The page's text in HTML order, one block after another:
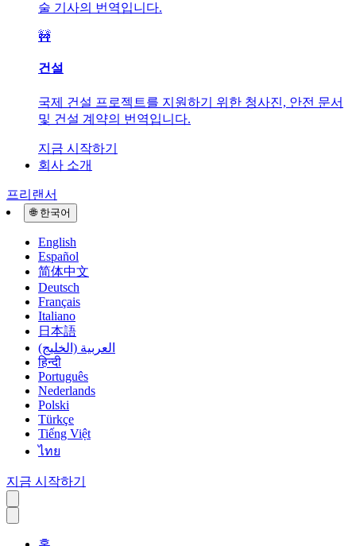
술 기사의 번역입니다.
🚧
건설
국제 건설 프로젝트를 지원하기 위한 청사진, 안전 문서
및 건설 계약의 번역입니다.
지금 시작하기
회사 소개
프리랜서
🌐 한국어
English
Español
简体中文
Deutsch
Français
Italiano
日本語
العربية (الخليج)
हिन्दी
Português
Nederlands
Polski
Türkçe
Tiếng Việt
ไทย
지금 시작하기